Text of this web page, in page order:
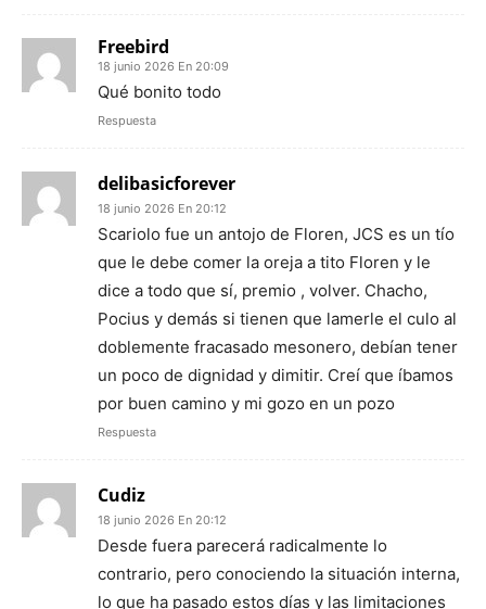
Freebird
18 junio 2026 En 20:09
Qué bonito todo
Respuesta
delibasicforever
18 junio 2026 En 20:12
Scariolo fue un antojo de Floren, JCS es un tío
que le debe comer la oreja a tito Floren y le
dice a todo que sí, premio , volver. Chacho,
Pocius y demás si tienen que lamerle el culo al
doblemente fracasado mesonero, debían tener
un poco de dignidad y dimitir. Creí que íbamos
por buen camino y mi gozo en un pozo
Respuesta
Cudiz
18 junio 2026 En 20:12
Desde fuera parecerá radicalmente lo
contrario, pero conociendo la situación interna,
lo que ha pasado estos días y las limitaciones